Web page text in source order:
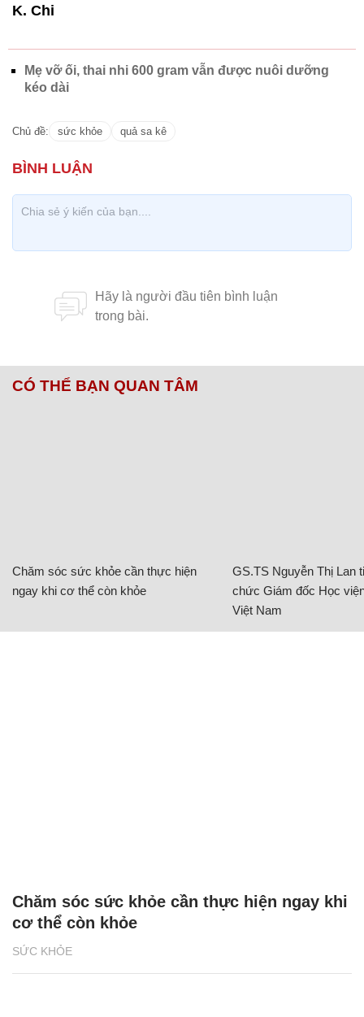
K. Chi
Mẹ vỡ ối, thai nhi 600 gram vẫn được nuôi dưỡng
kéo dài
Chủ đề: sức khỏe quả sa kê
CÓ THỂ BẠN QUAN TÂM
Chăm sóc sức khỏe cần thực hiện
ngay khi cơ thể còn khỏe
GS.TS Nguyễn Thị Lan
chức Giám đốc Học
Việt Nam
SỨC KHỎE
Chăm sóc sức khỏe cần thực hiện ngay khi
cơ thể còn khỏe